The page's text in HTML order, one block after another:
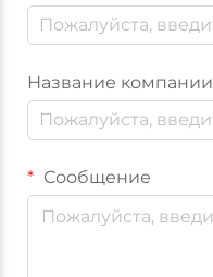
Название компании
Сообщение